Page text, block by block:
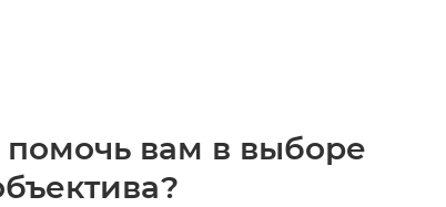
вам в выборе